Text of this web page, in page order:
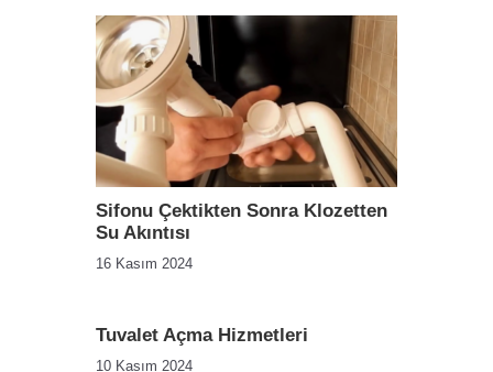
Sifonu Çektikten Sonra Klozetten
Su Akıntısı
16 Kasım 2024
Tuvalet Açma Hizmetleri
10 Kasım 2024